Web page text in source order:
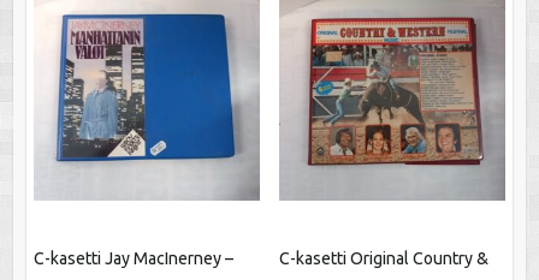
C-kasetti Jay MacInerney – C-kasetti Original Country &